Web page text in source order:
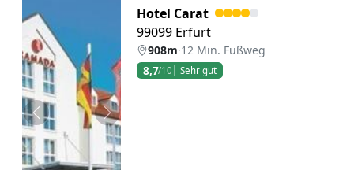
Zurück Weiter
Hotel Carat
99099 Erfurt
908m·12 Min. Fußweg
8,7/10 Sehr gut